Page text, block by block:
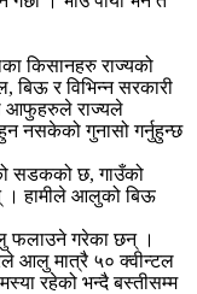
किसानहरु राज्यको
र विभिन्न सरकारी
आफुहरुले राज्यले
नसकेको गुनासो गर्नुहुन्छ
सडकको छ, गाउँको
हामीले आलुको बिऊ
फलाउने गरेका छन् ।
आलु मात्रै ५० क्वीन्टल
रहेको भन्दै बस्तीसम्म